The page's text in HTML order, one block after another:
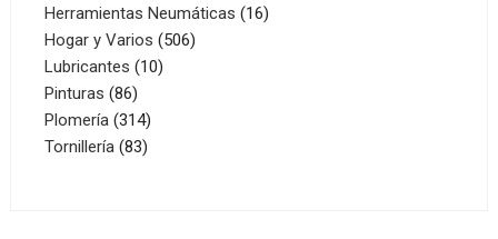
productos
Herramientas Neumáticas 1616
Hogar y Varios 506506
Lubricantes 1010
Pinturas 8686
productos
Plomería 314314
productos
Tornillería 8383